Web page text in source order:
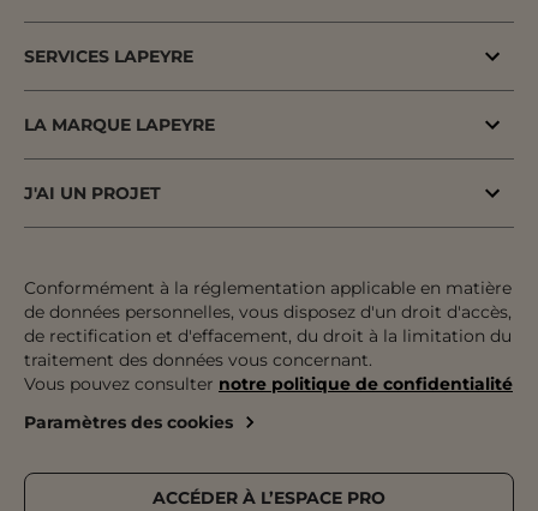
Cuisine & Electroménager
Salle de bains & WC
Escalier, Rampe & Main-courante
Jardin & Extérieur
Revêtement sol & mur
Équipement & Outil
SERVICES LAPEYRE
Conseil à domicile
Conseil en magasin
Financement
Le paiement en plusieurs fois
LA MARQUE LAPEYRE
Engagements pour tous
Développement durable
Recrutement
Devenez franchisé
Nos magasins
J'AI UN PROJET
Inspiration & Tendances
Préparer mon projet
Expertises & Tutoriels
Outils de configuration
Catalogue Lapeyre
Conformément à la réglementation applicable en matière
de données personnelles, vous disposez d'un droit d'accès,
de rectification et d'effacement, du droit à la limitation du
traitement des données vous concernant.
Vous pouvez consulter notre politique de confidentialité
Paramètres des cookies
ACCÉDER À L’ESPACE PRO